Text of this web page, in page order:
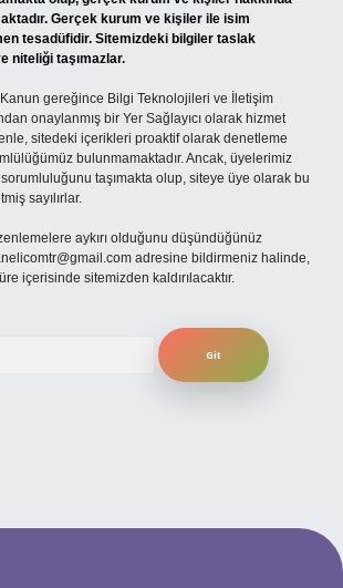
Gerçek kurum ve kişiler ile isim
tesadüfidir. Sitemizdeki bilgiler taslak
niteliği taşımazlar.
Kanun gereğince Bilgi Teknolojileri ve İletişim
onaylanmış bir Yer Sağlayıcı olarak hizmet
sitedeki içerikleri proaktif olarak denetleme
bulunmamaktadır. Ancak, üyelerimiz
taşımakta olup, siteye üye olarak bu
sayılırlar.
aykırı olduğunu düşündüğünüz
adresine bildirmeniz halinde,
içerisinde sitemizden kaldırılacaktır.